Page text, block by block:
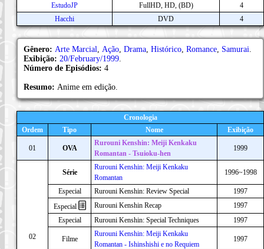
EstudoJP
FullHD, HD, (BD)
4
Hacchi
DVD 4
Gênero: Arte Marcial Ação Drama Histórico Romance Samurai
Exibição: 20/February/1999
Número de Episódios: 4
Resumo: Anime em edição.
Cronologia
Ordem
Tipo Nome Exibição
01 OVA
Rurouni Kenshin: Meiji Kenkaku
Romantan - Tsuioku-hen
1999
02
Série
Rurouni Kenshin: Meiji Kenkaku
Romantan
1996~1998
Especial Rurouni Kenshin: Review Special
1997
Especial
Rurouni Kenshin Recap
1997
Especial
Rurouni Kenshin: Special Techniques 1997
Filme
Rurouni Kenshin: Meiji Kenkaku
Romantan - Ishinshishi e no Requiem
1997